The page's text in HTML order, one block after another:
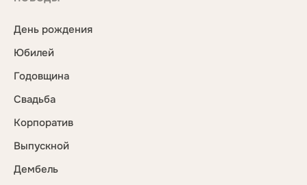
День рождения
Юбилей
Годовщина
Свадьба
Корпоратив
Выпускной
Дембель